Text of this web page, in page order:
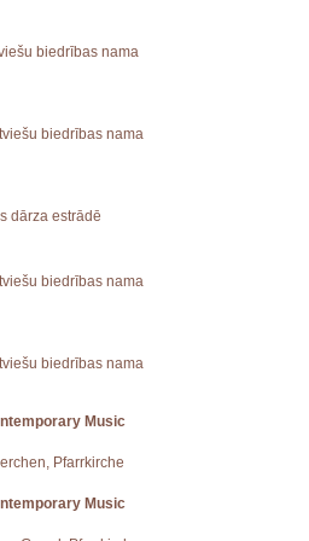
biedrības nama
biedrības nama
dārza estrādē
biedrības nama
biedrības nama
Music
Pfarrkirche
Music